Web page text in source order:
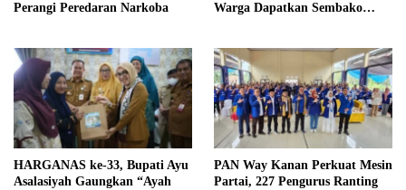
Perangi Peredaran Narkoba
Warga Dapatkan Sembako
HARGANAS ke-33, Bupati Ayu
Asalasiyah Gaungkan “Ayah
PAN Way Kanan Perkuat Mesin
Partai, 227 Pengurus Ranting